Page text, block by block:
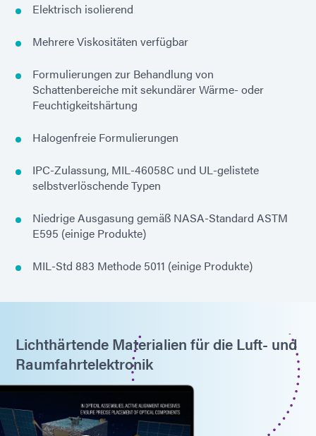
Elektrisch isolierend
Mehrere Viskositäten verfügbar
Formulierungen zur Behandlung von
Schattenbereiche mit sekundärer Wärme- oder
Feuchtigkeitshärtung
Halogenfreie Formulierungen
IPC-Zulassung, MIL-46058C und UL-gelistete
selbstverlöschende Typen
Niedrige Ausgasung gemäß NASA-Standard ASTM
E595 (einige Produkte)
MIL-Std 883 Methode 5011 (einige Produkte)
Lichthärtende Materialien für die Luft- und
Raumfahrtelektronik